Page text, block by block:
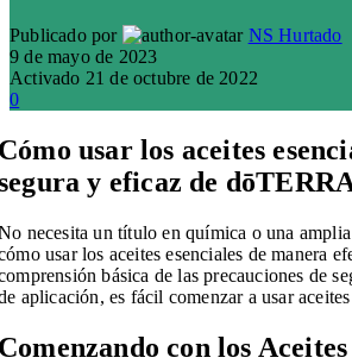
Publicado por
NS Hurtado
9 de mayo de 2023
Activado 21 de octubre de 2022
0
usar los aceites
y eficaz de
necesita un título en química o una
usar los aceites esenciales de manera
básica de las precauciones de
aplicación, es fácil comenzar a usar
con los